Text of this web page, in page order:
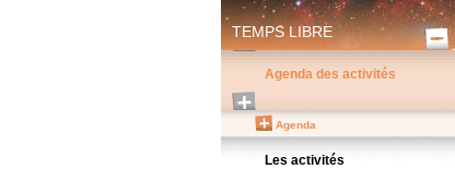
TEMPS LIBRE
Agenda des activités
Agenda
Les activités